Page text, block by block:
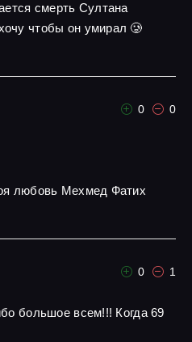
смерть Султана
чтобы он умирал 🥲
0 0
любовь Мехмед Фатих
0 1
большое всем!!! Когда 69